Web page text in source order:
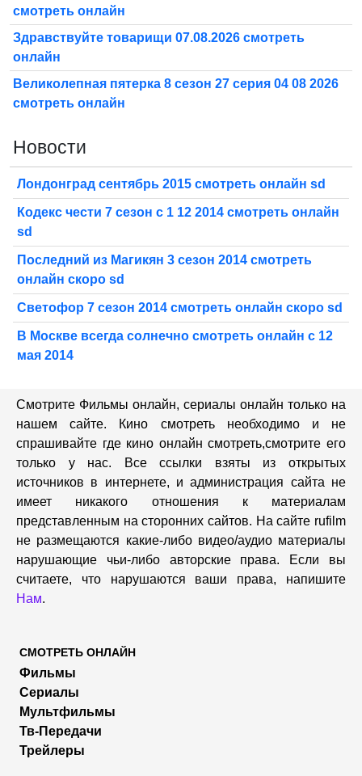
смотреть онлайн
Здравствуйте товарищи 07.08.2026 смотреть
онлайн
Великолепная пятерка 8 сезон 27 серия 04 08 2026
смотреть онлайн
Новости
Лондонград сентябрь 2015 смотреть онлайн sd
Кодекс чести 7 сезон с 1 12 2014 смотреть онлайн
sd
Последний из Магикян 3 сезон 2014 смотреть
онлайн скоро sd
Светофор 7 сезон 2014 смотреть онлайн скоро sd
В Москве всегда солнечно смотреть онлайн с 12
мая 2014
Смотрите Фильмы онлайн, сериалы онлайн только на
нашем сайте. Кино смотреть необходимо и не
спрашивайте где кино онлайн смотреть,cмотрите его
только у нас. Все ссылки взяты из открытых
источников в интернете, и администрация сайта не
имеет никакого отношения к материалам
представленным на сторонних сайтов. На сайте rufilm
не размещаются какие-либо видео/аудио материалы
нарушающие чьи-либо авторские права. Если вы
считаете, что нарушаются ваши права, напишите
Нам.
СМОТРЕТЬ ОНЛАЙН
Фильмы
Сериалы
Мультфильмы
Тв-Передачи
Трейлеры